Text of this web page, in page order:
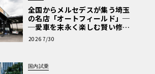
全国からメルセデスが集う埼玉
の名店「オートフィールド」─
─愛車を末永く楽しむ賢い修理
術と、プロがフックス製オイル
を選ぶ理由〈PR〉
2026 7/30
国内試乗